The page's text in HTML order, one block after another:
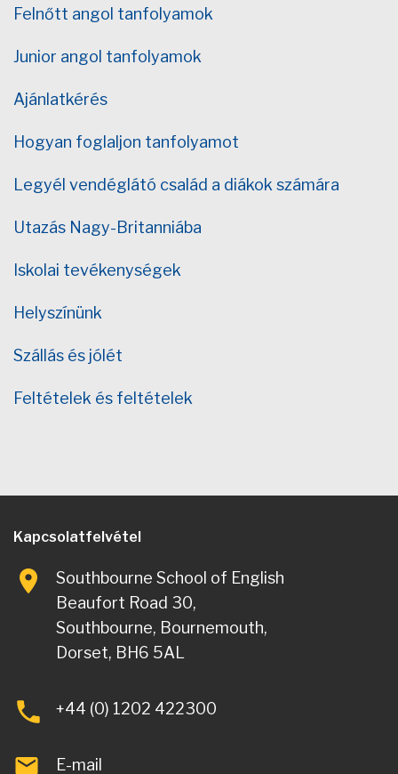
Felnőtt angol tanfolyamok
Junior angol tanfolyamok
Ajánlatkérés
Hogyan foglaljon tanfolyamot
Legyél vendéglátó család a diákok számára
Utazás Nagy-Britanniába
Iskolai tevékenységek
Helyszínünk
Szállás és jólét
Feltételek és feltételek
Kapcsolatfelvétel
Southbourne School of English
Beaufort Road 30,
Southbourne, Bournemouth,
Dorset, BH6 5AL
+44 (0) 1202 422300
E-mail